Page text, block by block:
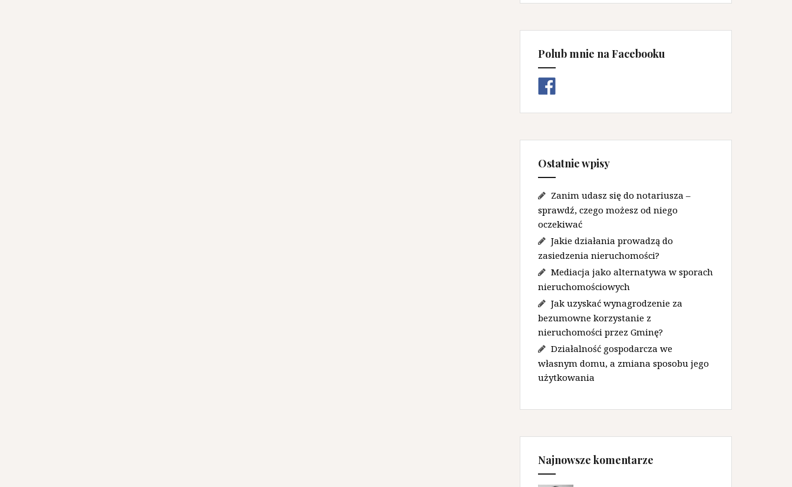
Polub mnie na Facebooku
Ostatnie wpisy
Zanim udasz się do notariusza –
sprawdź, czego możesz od niego
oczekiwać
Jakie działania prowadzą do
zasiedzenia nieruchomości?
Mediacja jako alternatywa w sporach
nieruchomościowych
Jak uzyskać wynagrodzenie za
bezumowne korzystanie z
nieruchomości przez Gminę?
Działalność gospodarcza we
własnym domu, a zmiana sposobu jego
użytkowania
Najnowsze komentarze